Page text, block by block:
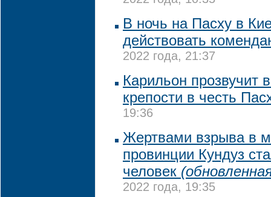
В ночь на Пасху в
действовать
2022 года, 21:37
Карильон прозвучит
крепости в честь
19:36
Жертвами взрыва в
провинции Кундуз
человек
2022 года, 19:35